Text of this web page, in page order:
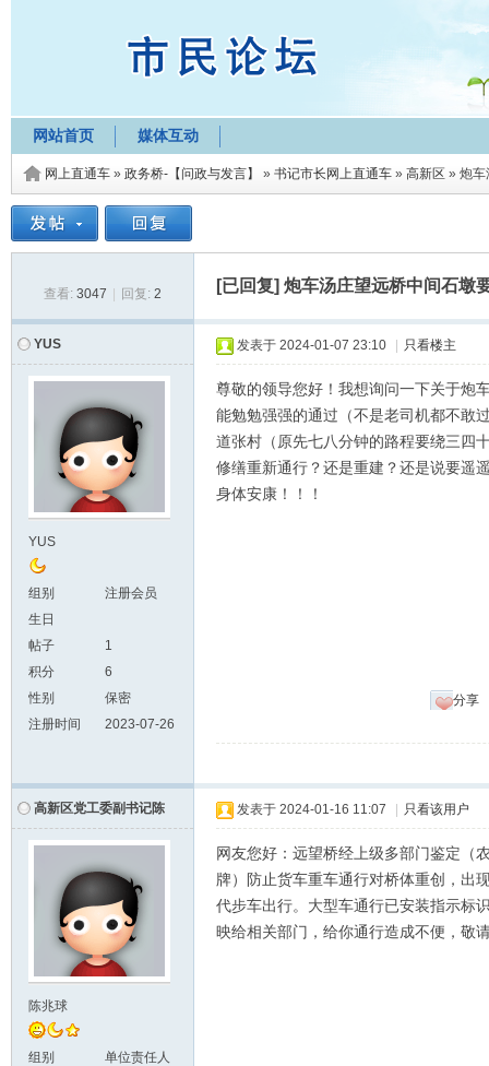
网站首页 媒体互动
网上直通车 » 政务桥-【问政与发言】 » 书记市长网上直通车 » 高新区 » 炮车
查看: 3047 回复: 2 [已回复] 炮车汤庄望远桥中间石墩
YUS
YUS
组别
注册会员
生日
帖子
1
积分
6
性别
保密
注册时间
2023-07-26
发表于 2024-01-07 23:10 只看楼主
尊敬的领导您好！我想询问一下关于炮
能勉勉强强的通过（不是老司机都不敢
道张村（原先七八分钟的路程要绕三四
修缮重新通行？还是重建？还是说要遥
身体安康！！！
分享
高新区党工委副书记陈
陈兆球
组别
单位责任人
发表于 2024-01-16 11:07 只看该用户
网友您好：远望桥经上级多部门鉴定（
牌）防止货车重车通行对桥体重创，出
代步车出行。大型车通行已安装指示标
映给相关部门，给你通行造成不便，敬